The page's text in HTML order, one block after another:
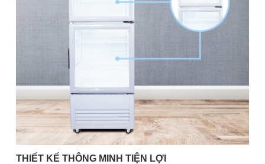
THIẾT KẾ THÔNG MINH TIỆN LỢI